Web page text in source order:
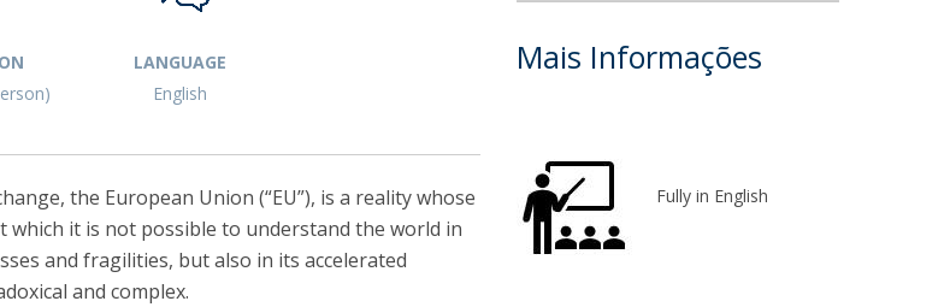
LANGUAGE
English
the European Union (“EU”), is a reality whose
which it is not possible to understand the world in
and fragilities, but also in its accelerated
and complex.
Mais Informações
Fully in English